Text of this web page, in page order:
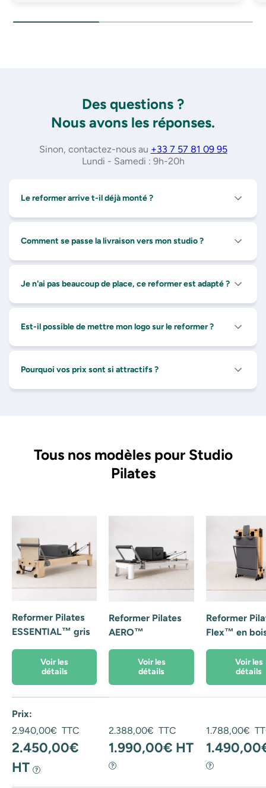
Des questions ?
Nous avons les réponses.
Sinon, contactez-nous au +33 7 57 81 09 95
Lundi - Samedi : 9h-20h
Le reformer arrive t-il déjà monté ?
Comment se passe la livraison vers mon studio ?
Je n'ai pas beaucoup de place, ce reformer est adapté ?
Est-il possible de mettre mon logo sur le reformer ?
Pourquoi vos prix sont si attractifs ?
Tous nos modèles pour Studio
Pilates
Reformer Pilates
ESSENTIAL™ gris
Voir les
détails
Reformer Pilates
AERO™
Voir les
détails
Reformer
Flex™ en
Voir les
détails
Prix
Prix habituel
2.940,00€ TTC
2.450,00€
HT
?
Prix habituel
2.388,00€ TTC
1.990,00€ HT
?
Prix habituel
1.788,00€
?